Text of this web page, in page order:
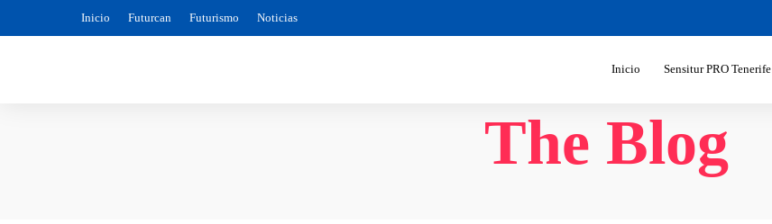
Inicio Futurcan Futurismo Noticias
Inicio Sensitur PRO Tenerife
The Blog